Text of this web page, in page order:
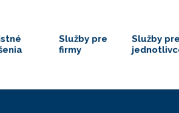
Služby pre
firmy
Služby pre